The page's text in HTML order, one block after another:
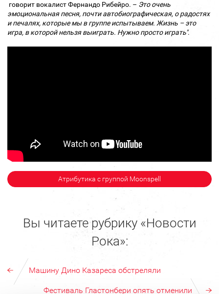
говорит вокалист Фернандо Рибейро. – Это очень
эмоциональная песня, почти автобиографическая, о радостях
и печалях, которые мы в группе испытываем. Жизнь – это
игра, в которой нельзя выиграть. Нужно просто играть".
Атрибутика с группой Moonspell
Вы читаете рубрику «Новости
Рока»:
Машину Дино Казареса обстреляли
Фестиваль Гластонбери опять отменили